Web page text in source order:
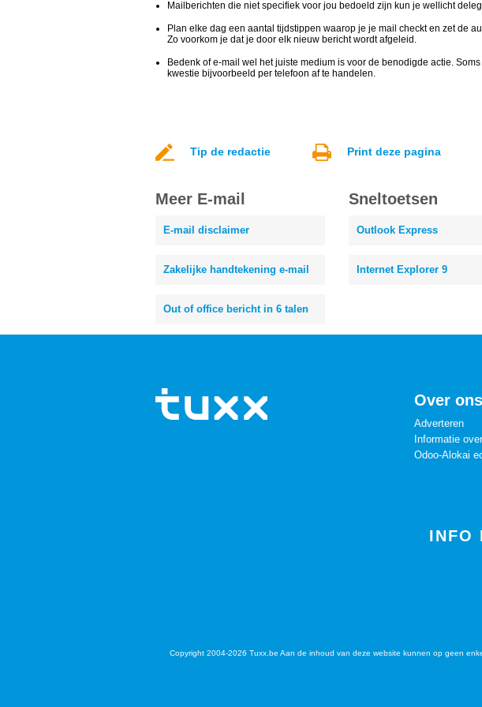
Mailberichten die niet specifiek voor jou bedoeld zijn kun je wellicht
Plan elke dag een aantal tijdstippen waarop je je mail checkt en zet de
Zo voorkom je dat je door elk nieuw bericht wordt afgeleid.
Bedenk of e-mail wel het juiste medium is voor de benodigde actie.
kwestie bijvoorbeeld per telefoon af te handelen.
Tip de redactie Print deze pagina
Meer E-mail
E-mail disclaimer
Zakelijke handtekening e-mail
Out of office bericht in 6 talen
Sneltoetsen
Outlook Express
Internet Explorer 9
Over ons
Adverteren
Informatie
Odoo-Alokai
INFO
Copyright 2004-2026 Tuxx.be Aan de inhoud van deze website kunnen op geen